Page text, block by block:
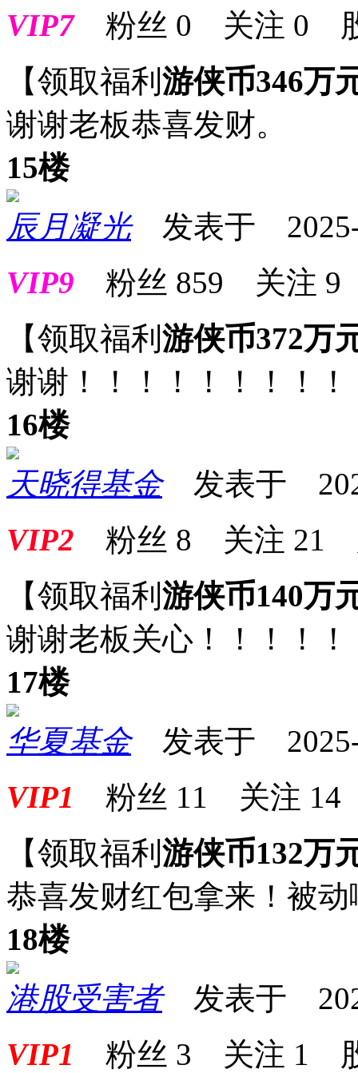
VIP7粉丝 0 关注 0
【领取福利 游侠币346万
谢谢老板恭喜发财。
15楼
辰月凝光发表于 2025-
VIP9 粉丝 859 关注 9
【领取福利 游侠币372万
谢谢！！！！！！！！！
16楼
天晓得基金发表于
VIP2 粉丝 8 关注 21
【领取福利 游侠币140万
谢谢老板关心！！！！！
17楼
华夏基金发表于 2025-
VIP1 粉丝 11 关注 14
【领取福利 游侠币132万
恭喜发财红包拿来！被动
18楼
港股受害者发表于
VIP1 粉丝 3 关注 1